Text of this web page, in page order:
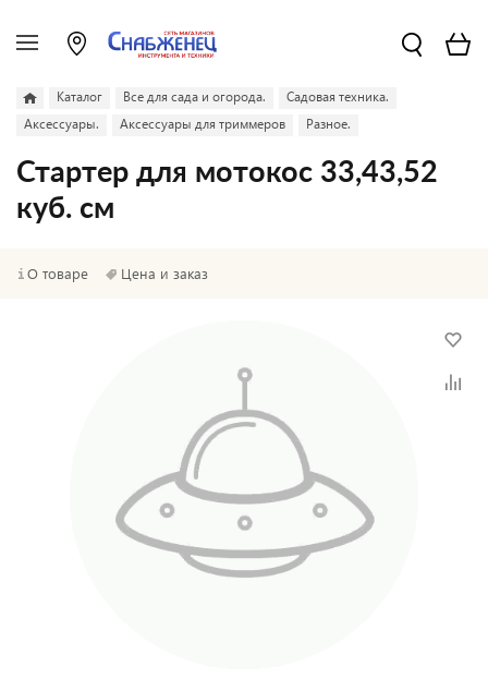
Каталог Все для сада и огорода.
Садовая техника.
Аксессуары.
Аксессуары для триммеров Разное.
Стартер для мотокос 33,43,52
куб. см
О товаре Цена и заказ